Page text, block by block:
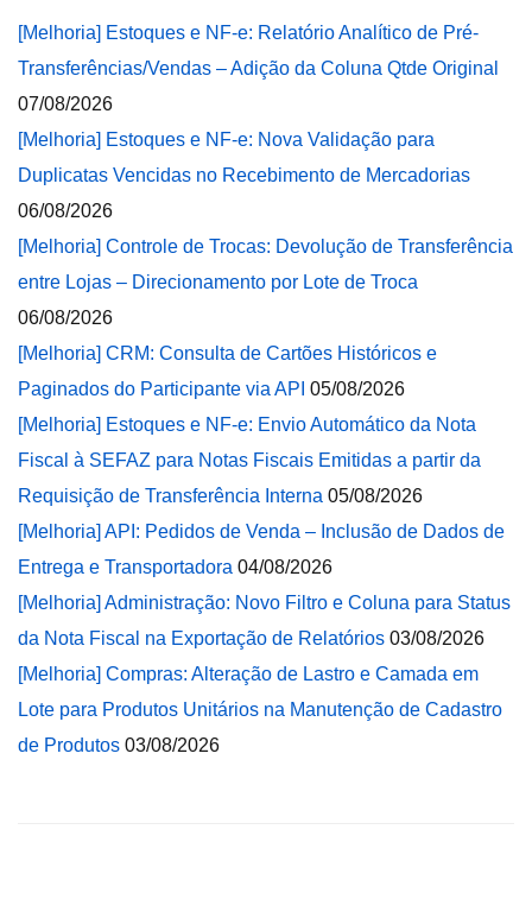
[Melhoria] Estoques e NF-e: Relatório Analítico de Pré-
Transferências/Vendas – Adição da Coluna Qtde Original
07/08/2026
[Melhoria] Estoques e NF-e: Nova Validação para
Duplicatas Vencidas no Recebimento de Mercadorias
06/08/2026
[Melhoria] Controle de Trocas: Devolução de Transferência
entre Lojas – Direcionamento por Lote de Troca
06/08/2026
[Melhoria] CRM: Consulta de Cartões Históricos e
Paginados do Participante via API 05/08/2026
[Melhoria] Estoques e NF-e: Envio Automático da Nota
Fiscal à SEFAZ para Notas Fiscais Emitidas a partir da
Requisição de Transferência Interna 05/08/2026
[Melhoria] API: Pedidos de Venda – Inclusão de Dados de
Entrega e Transportadora 04/08/2026
[Melhoria] Administração: Novo Filtro e Coluna para Status
da Nota Fiscal na Exportação de Relatórios 03/08/2026
[Melhoria] Compras: Alteração de Lastro e Camada em
Lote para Produtos Unitários na Manutenção de Cadastro
de Produtos 03/08/2026